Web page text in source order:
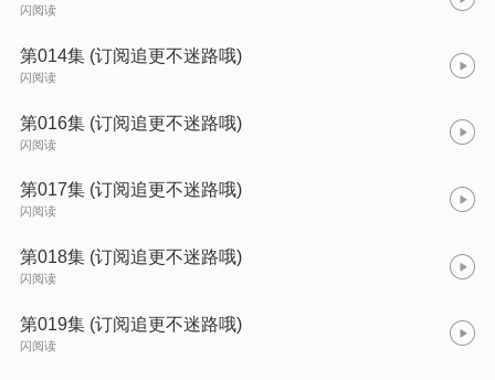
闪阅读
第014集 (订阅追更不迷路哦)
闪阅读
第016集 (订阅追更不迷路哦)
闪阅读
第017集 (订阅追更不迷路哦)
闪阅读
第018集 (订阅追更不迷路哦)
闪阅读
第019集 (订阅追更不迷路哦)
闪阅读